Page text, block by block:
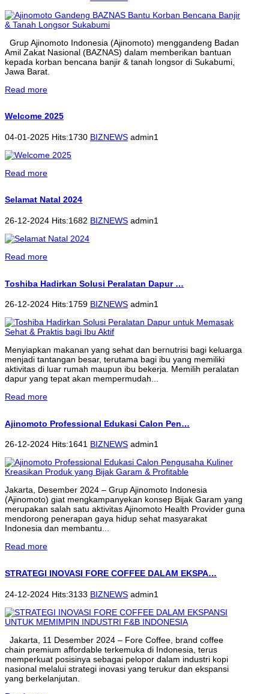
Grup Ajinomoto Indonesia (Ajinomoto) menggandeng Badan
Amil Zakat Nasional (BAZNAS) dalam memberikan bantuan
kepada korban bencana banjir & tanah longsor di Sukabumi,
Jawa Barat.
Read more
Welcome 2025
04-01-2025 Hits:1730 BIZNEWS admin1
Read more
Selamat Natal 2024
26-12-2024 Hits:1682 BIZNEWS admin1
Read more
Toshiba Hadirkan Solusi Peralatan Dapur …
26-12-2024 Hits:1759 BIZNEWS admin1
Menyiapkan makanan yang sehat dan bernutrisi bagi keluarga
menjadi tantangan besar, terutama bagi ibu yang memiliki
aktivitas di luar rumah maupun ibu bekerja. Memilih peralatan
dapur yang tepat akan mempermudah...
Read more
Ajinomoto Professional Edukasi Calon Pen…
26-12-2024 Hits:1641 BIZNEWS admin1
Jakarta, Desember 2024 – Grup Ajinomoto Indonesia
(Ajinomoto) giat mengkampanyekan konsep Bijak Garam yang
merupakan salah satu aktivitas Ajinomoto Health Provider guna
mendorong penerapan gaya hidup sehat masyarakat
Indonesia dan membantu...
Read more
STRATEGI INOVASI FORE COFFEE DALAM EKSPA…
24-12-2024 Hits:3133 BIZNEWS admin1
Jakarta, 11 Desember 2024 – Fore Coffee, brand coffee
chain premium affordable terkemuka di Indonesia, terus
memperkuat posisinya sebagai pelopor dalam industri kopi
nasional melalui strategi inovasi yang terukur dan ekspansi
yang berkelanjutan.